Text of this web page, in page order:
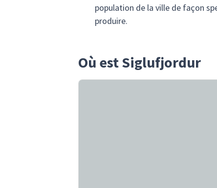
population de la ville de façon
produire.
Où est Siglufjordur